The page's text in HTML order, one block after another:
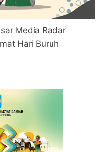
Media Radar
Hari Buruh